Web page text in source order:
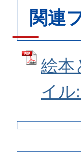
関連
絵本
イル